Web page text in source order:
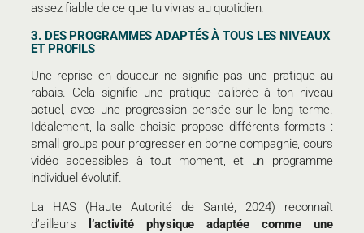
assez fiable de ce que tu vivras au quotidien.
3. DES PROGRAMMES ADAPTÉS À TOUS LES NIVEAUX
ET PROFILS
Une reprise en douceur ne signifie pas une pratique au
rabais. Cela signifie une pratique calibrée à ton niveau
actuel, avec une progression pensée sur le long terme.
Idéalement, la salle choisie propose différents formats :
small groups pour progresser en bonne compagnie, cours
vidéo accessibles à tout moment, et un programme
individuel évolutif.
La HAS (Haute Autorité de Santé, 2024) reconnaît
d’ailleurs
l’activité physique adaptée comme une